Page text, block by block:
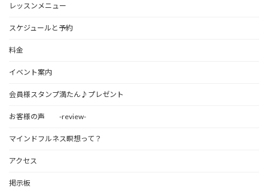
レッスンメニュー
スケジュールと予約
料金
イベント案内
会員様スタンプ満たん♪プレゼント
お客様の声 -review-
マインドフルネス瞑想って？
アクセス
掲示板